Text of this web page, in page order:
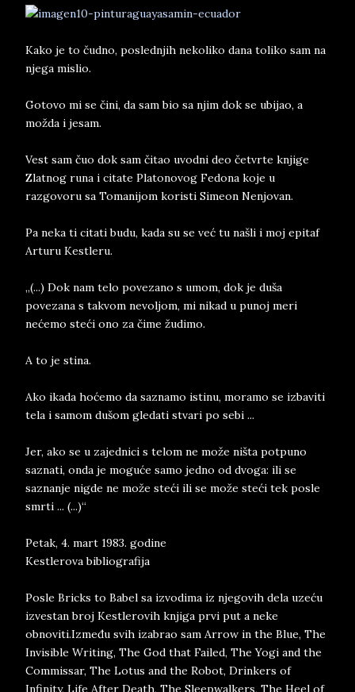
Kako je to čudno, poslednjih nekoliko dana toliko sam na
njega mislio.
Gotovo mi se čini, da sam bio sa njim dok se ubijao, a
možda i jesam.
Vest sam čuo dok sam čitao uvodni deo četvrte knjige
Zlatnog runa i citate Platonovog Fedona koje u
razgovoru sa Tomanijom koristi Simeon Nenjovan.
Pa neka ti citati budu, kada su se već tu našli i moj epitaf
Arturu Kestleru.
„(...) Dok nam telo povezano s umom, dok je duša
povezana s takvom nevoljom, mi nikad u punoj meri
nećemo steći ono za čime žudimo.
A to je stina.
Ako ikada hoćemo da saznamo istinu, moramo se izbaviti
tela i samom dušom gledati stvari po sebi ...
Jer, ako se u zajednici s telom ne može ništa potpuno
saznati, onda je moguće samo jedno od dvoga: ili se
saznanje nigde ne može steći ili se može steći tek posle
smrti ... (...)“
Petak, 4. mart 1983. godine
Kestlerova bibliografija
Posle Bricks to Babel sa izvodima iz njegovih dela uzeću
izvestan broj Kestlerovih knjiga prvi put a neke
obnoviti.Između svih izabrao sam Arrow in the Blue, The
Invisible Writing, The God that Failed, The Yogi and the
Commissar, The Lotus and the Robot, Drinkers of
Infinity, Life After Death, The Sleepwalkers, The Heel of